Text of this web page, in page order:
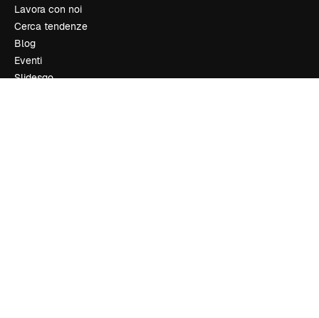
Lavora con noi
Cerca tendenze
Blog
Eventi
Slidesgo